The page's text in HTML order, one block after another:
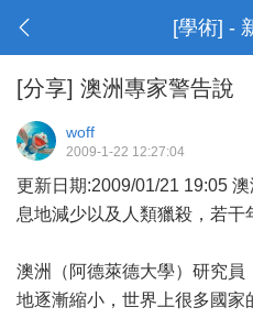
[學術] -
[分享] 澳洲專家警告說
woff
2009-1-22 12:27:04
更新日期:2009/01/21 19:05
息地減少以及人類獵殺，若干
澳洲（阿德萊德大學）研究員
地逐漸縮小，世界上很多國